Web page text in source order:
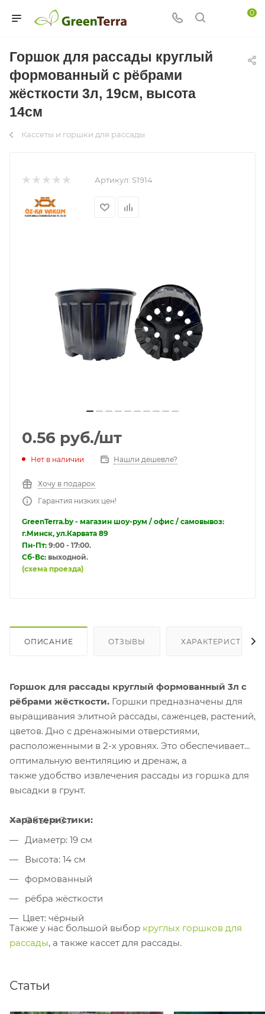
0
Горшок для рассады круглый
формованный с рёбрами
жёсткости 3л, 19см, высота
14см
Кассеты и горшки для рассады
Артикул: S1914
0.56 руб./шт
Нет в наличии Нашли дешевле?
Хочу в подарок
Гарантия низких цен!
GreenTerra.by - магазин шоу-рум / офис / самовывоз:
г.Минск, ул.Карвата 89
Пн-Пт: 9:00 - 17:00.
Сб-Вс: выходной.
(схема проезда)
ОПИСАНИЕ ОТЗЫВЫ ХАРАКТЕРИСТИКИ
Горшок для рассады круглый формованный 3л с
рёбрами жёсткости. Горшки предназначены для
выращивания элитной рассады, саженцев, растений,
цветов. Дно с дренажными отверстиями,
расположенными в 2-х уровнях. Это обеспечивает
оптимальную вентиляцию и дренаж, а
также удобство извлечения рассады из горшка для
высадки в грунт.
Характеристики:
Объём: 3 л
Диаметр: 19 см
Высота: 14 см
формованный
рёбра жёсткости
Цвет: чёрный
Также у нас большой выбор круглых горшков для
рассады, а также кассет для рассады.
Статьи